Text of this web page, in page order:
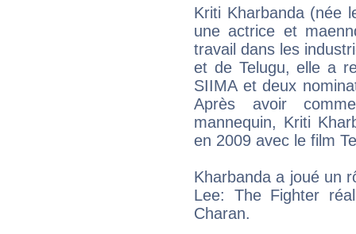
Kriti Kharbanda (née
une actrice et
travail dans les
et de Telugu, elle a
SIIMA et deux
Après avoir
mannequin, Kriti
en 2009 avec le film
Kharbanda a joué un
Lee: The Fighter
Charan.